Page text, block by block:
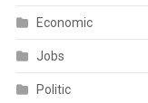
Economic
Jobs
Politic